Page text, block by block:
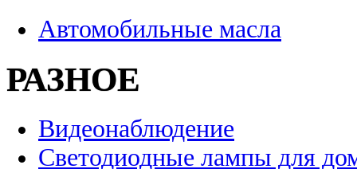
Автомобильные масла
РАЗНОЕ
Видеонаблюдение
Светодиодные лампы для